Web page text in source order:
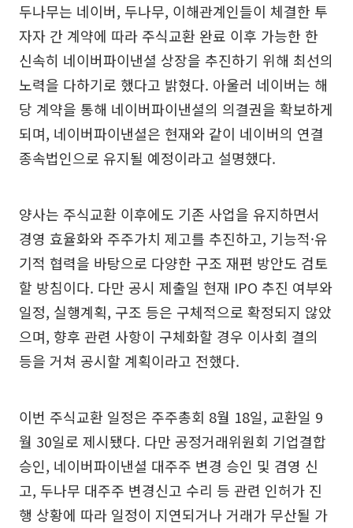
두나무는 네이버, 두나무, 이해관계인들이 체결한 투
자자 간 계약에 따라 주식교환 완료 이후 가능한 한
신속히 네이버파이낸셜 상장을 추진하기 위해 최선의
노력을 다하기로 했다고 밝혔다. 아울러 네이버는 해
당 계약을 통해 네이버파이낸셜의 의결권을 확보하게
되며, 네이버파이낸셜은 현재와 같이 네이버의 연결
종속법인으로 유지될 예정이라고 설명했다.
양사는 주식교환 이후에도 기존 사업을 유지하면서
경영 효율화와 주주가치 제고를 추진하고, 기능적·유
기적 협력을 바탕으로 다양한 구조 재편 방안도 검토
할 방침이다. 다만 공시 제출일 현재 IPO 추진 여부와
일정, 실행계획, 구조 등은 구체적으로 확정되지 않았
으며, 향후 관련 사항이 구체화할 경우 이사회 결의
등을 거쳐 공시할 계획이라고 전했다.
이번 주식교환 일정은 주주총회 8월 18일, 교환일 9
월 30일로 제시됐다. 다만 공정거래위원회 기업결합
승인, 네이버파이낸셜 대주주 변경 승인 및 겸영 신
고, 두나무 대주주 변경신고 수리 등 관련 인허가 진
행 상황에 따라 일정이 지연되거나 거래가 무산될 가